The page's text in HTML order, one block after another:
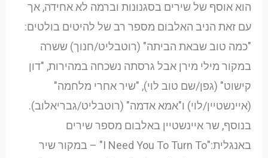
הוא אוסף של שירים בסגנונות וברמה לא אחידה, אך
עם זאת הניב האלבום מספר רב של להיטים בולטים:
"כמה טוב שבאת הביתה" (רוטבליט/חנוך) ששרה
במקור מילי מירן אבל גרסתה נשכחה במהירות, "דון
קישוט" (גפן/שם טוב לוי), "שיר אחרי מלחמה"
(איינשטיין/לוי) ו"אמא אדמה" (רוטבליט/גבריאלוב).
בנוסף, שר איינשטיין באלבום מספר שירים
באנגלית:"I Need You To Turn To" – במקור שיר